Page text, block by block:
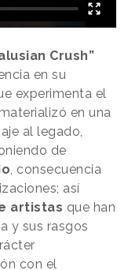
Crush”
en su
experimenta el
en una
al legado,
de
, consecuencia
así
artistas que han
y sus rasgos
con el